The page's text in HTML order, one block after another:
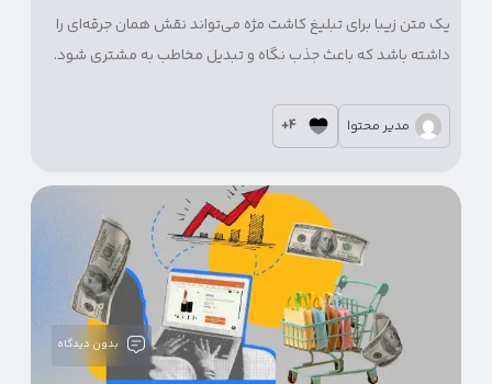
یک متن زیبا برای تبلیغ کاشت مژه می‌تواند نقش همان جرقه‌ای را
داشته باشد که باعث جذب نگاه و تبدیل مخاطب به مشتری شود.
مدیر محتوا 4+
بدون دیدگاه